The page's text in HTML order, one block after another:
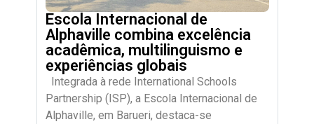
Escola Internacional de
Alphaville combina excelência
acadêmica, multilinguismo e
experiências globais
Integrada à rede International Schools
Partnership (ISP), a Escola Internacional de
Alphaville, em Barueri, destaca-se